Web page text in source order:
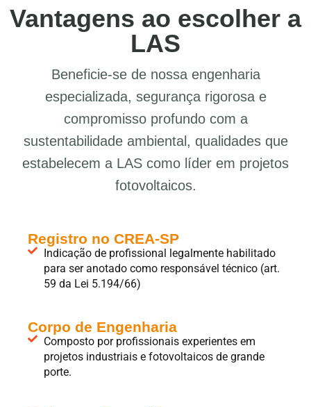
Vantagens ao escolher a
LAS
Beneficie-se de nossa engenharia
especializada, segurança rigorosa e
compromisso profundo com a
sustentabilidade ambiental, qualidades que
estabelecem a LAS como líder em projetos
fotovoltaicos.
Registro no CREA-SP
Indicação de profissional legalmente habilitado
para ser anotado como responsável técnico (art.
59 da Lei 5.194/66)
Corpo de Engenharia
Composto por profissionais experientes em
projetos industriais e fotovoltaicos de grande
porte.